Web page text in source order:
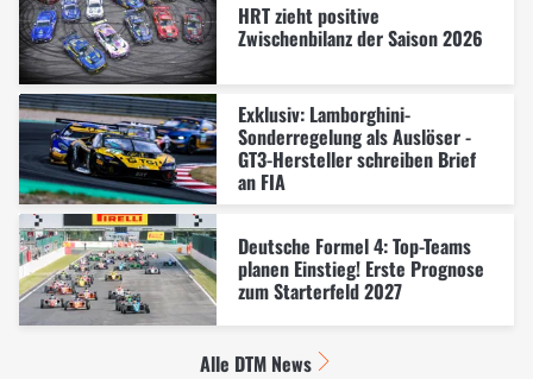
HRT zieht positive
Zwischenbilanz der Saison 2026
Exklusiv: Lamborghini-
Sonderregelung als Auslöser -
GT3-Hersteller schreiben Brief
an FIA
Deutsche Formel 4: Top-Teams
planen Einstieg! Erste Prognose
zum Starterfeld 2027
Alle DTM News